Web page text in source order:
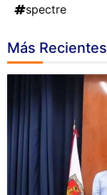
spectre
Más Recientes